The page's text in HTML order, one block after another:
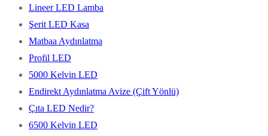
Lineer LED Lamba
Şerit LED Kasa
Matbaa Aydınlatma
Profil LED
5000 Kelvin LED
Endirekt Aydınlatma Avize (Çift Yönlü)
Çıta LED Nedir?
6500 Kelvin LED